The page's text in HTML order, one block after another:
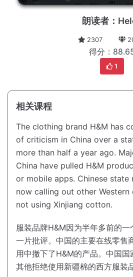
朗读者：
2307
得分：
1
相关课程
The clothing brand H&M has
of criticism in China over a
more than half a year ago.
China have pulled H&M
or mobile apps. Chinese state
now calling out other
not using Xinjiang cotton.
服装品牌H&M因为半年多前的一
一片批评。 中国的主要在线零售
用中撤下了H&M的产品。 中国国
其他拒绝使用新疆棉的西方服装